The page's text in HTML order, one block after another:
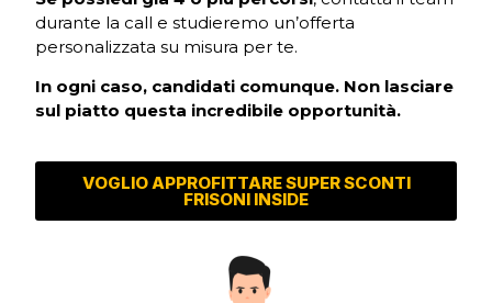
durante la call e studieremo un’offerta
personalizzata su misura per te.
In ogni caso, candidati comunque. Non lasciare
sul piatto questa incredibile opportunità.
VOGLIO APPROFITTARE SUPER SCONTI
FRISONI INSIDE